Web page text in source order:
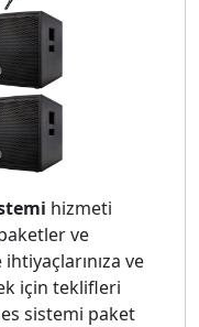
hizmeti
ve
ve
için teklifleri
sistemi paket